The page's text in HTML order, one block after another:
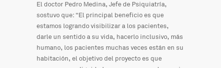
El doctor Pedro Medina, Jefe de Psiquiatría,
sostuvo que: “El principal beneficio es que
estamos logrando visibilizar a los pacientes,
darle un sentido a su vida, hacerlo inclusivo, más
humano, los pacientes muchas veces están en su
habitación, el objetivo del proyecto es que